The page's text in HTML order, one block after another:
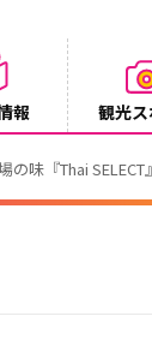
報 観光
・プーケットが紹